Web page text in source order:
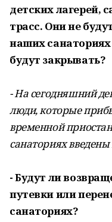
детских лагерей,
трасс. Они не
наших
будут закрывать?
- На сегодняшний
люди, которые
временной
санаториях
- Будут ли
путевки или
санаториях? ​